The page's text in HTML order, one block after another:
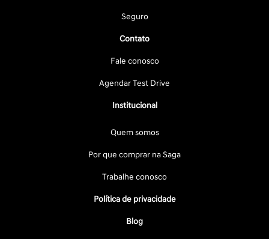
Seguro
Contato
Fale conosco
Agendar Test Drive
Institucional
Quem somos
Por que comprar na Saga
Trabalhe conosco
Política de privacidade
Blog